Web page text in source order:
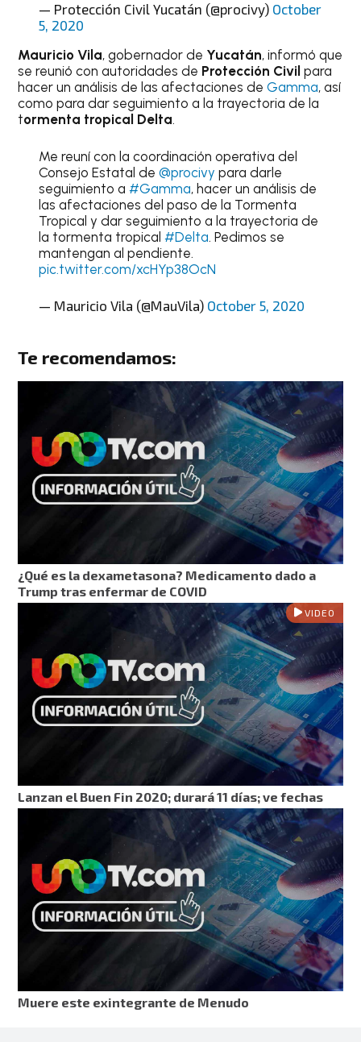
— Protección Civil Yucatán (@procivy) October
5, 2020
Mauricio Vila, gobernador de Yucatán, informó que
se reunió con autoridades de Protección Civil para
hacer un análisis de las afectaciones deGamma, así
como para dar seguimiento a la trayectoria de la
tormenta tropical Delta.
Me reuní con la coordinación operativa del
Consejo Estatal de @procivy para darle
seguimiento a #Gamma, hacer un análisis de
las afectaciones del paso de la Tormenta
Tropical y dar seguimiento a la trayectoria de
la tormenta tropical #Delta. Pedimos se
mantengan al pendiente.
pic.twitter.com/xcHYp38OcN
— Mauricio Vila (@MauVila) October 5, 2020
Te recomendamos:
¿Qué es la dexametasona? Medicamento dado a
Trump tras enfermar de COVID
VIDEO
Lanzan el Buen Fin 2020; durará 11 días; ve fechas
Muere este exintegrante de Menudo